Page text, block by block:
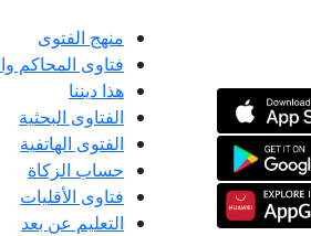
منهج الفتوى
فتاوى المحاكم
هذا ديننا
الفتاوى البحثية
الفتوى الهاتفية
حساب الزكاة
فتاوى الأقليات
التعليم عن بعد